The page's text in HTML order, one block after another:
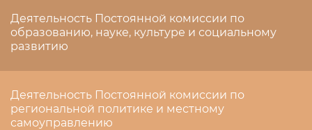
Деятельность Постоянной комиссии по
образованию, науке, культуре и социальному
развитию
Деятельность Постоянной комиссии по
региональной политике и местному
самоуправлению